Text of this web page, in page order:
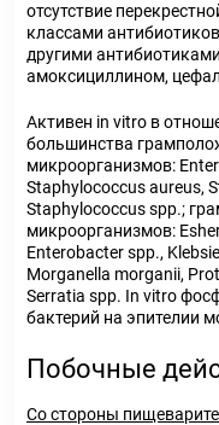
отсутствие
классами
другими
амоксициллином,
Активен in vitro в
большинства
микроорганизмов:
Staphylococcus aureus,
Staphylococcus spp.;
микроорганизмов:
Enterobacter spp.,
Morganella morganii,
Serratia spp. In vitro
бактерий на эпителии
Побочные
Cо стороны